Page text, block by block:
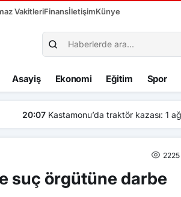
VakitleriFinansİletişimKünye
Asayiş Ekonomi Eğitim Spor
yaralı
2225
suç örgütüne darbe